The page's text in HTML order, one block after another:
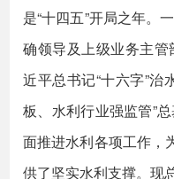
是“十四五”开局之年。
确领导及上级业务主
近平总书记“十六字”治
板、水利行业强监管”
面推进水利各项工作，
供了坚实水利支撑。现